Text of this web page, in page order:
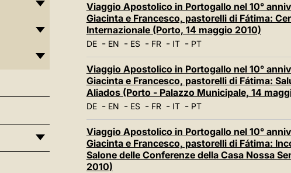
Viaggio Apostolico in Portogallo nel 10°
Giacinta e Francesco, pastorelli di Fátima:
Internazionale (Porto, 14 maggio 2010)
DE- EN - ES- FR- IT- PT
Viaggio Apostolico in Portogallo nel 10°
Giacinta e Francesco, pastorelli di Fátima:
Aliados (Porto - Palazzo Municipale, 14
DE- EN - ES- FR- IT- PT
Viaggio Apostolico in Portogallo nel 10°
Giacinta e Francesco, pastorelli di Fátima:
Salone delle Conferenze della Casa Nossa
2010)